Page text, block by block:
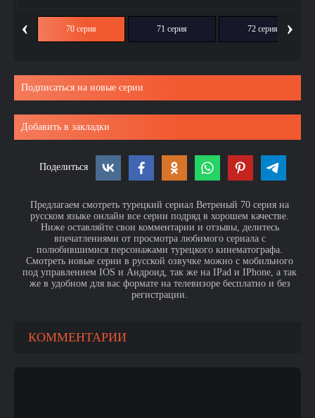
‹ 70 серия 71 серия 72 серия ›
Подписаться на новые серии
Добавить в закладки
Поделиться
Предлагаем смотреть турецкий сериал Ветреный 70 серия на
русском языке онлайн все серии подряд в хорошем качестве.
Ниже оставляйте свои комментарии и отзывы, делитесь
впечатлениями от просмотра любимого сериала с
полюбившимися персонажами турецкого кинематографа.
Смотреть новые серии в русской озвучке можно с мобильного
под управлением IOS и Андроид, так же на IPad и IPhone, а так
же в удобном для вас формате на телевизоре бесплатно и без
регистрации.
КОММЕНТАРИИ